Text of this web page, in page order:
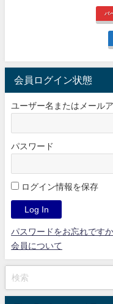
バ
会員ログイン状態
ユーザー名またはメール
パスワード
ログイン情報を保存
パスワードをお忘れです
会員について